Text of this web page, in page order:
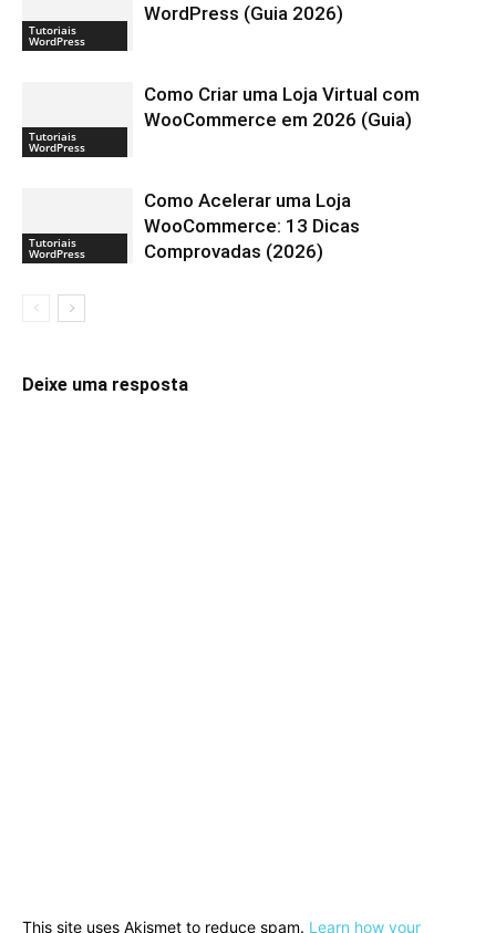
Tutoriais
WordPress
WordPress (Guia 2026)
Tutoriais
WordPress
Como Criar uma Loja Virtual com
WooCommerce em 2026 (Guia)
Tutoriais
WordPress
Como Acelerar uma Loja
WooCommerce: 13 Dicas
Comprovadas (2026)
Deixe uma resposta
This site uses Akismet to reduce spam. Learn how your